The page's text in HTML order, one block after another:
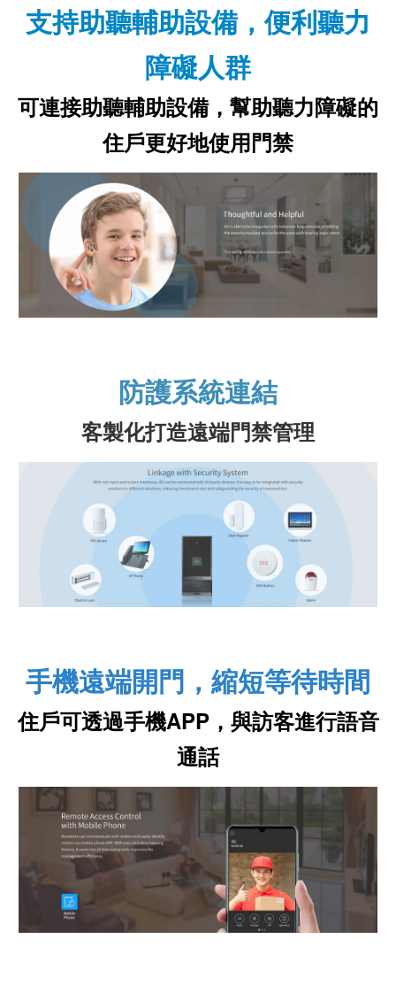
支持助聽輔助設備，便利聽力
障礙人群
可連接助聽輔助設備，幫助聽力障礙的
住戶更好地使用門禁
防護系統連結
客製化打造遠端門禁管理
手機遠端開門，縮短等待時間
住戶可透過手機APP，與訪客進行語音
通話